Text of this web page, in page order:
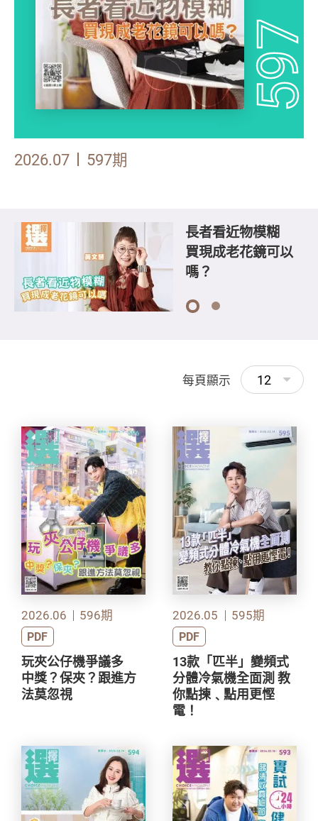
597
2026.07 597期
寵物保險非全包！
一文看清保費保額
落差 嚴防理賠盲點
長者看近物模糊
買現成老花鏡可以
嗎？
寵物保險非全包！
一文看清保費保額
落差 嚴防理賠盲點
長者看近物模糊
買現成老花鏡可以
嗎？
1 2
每頁顯示 12
2026.06 596期
PDF
玩夾公仔機爭議多
中獎？保夾？跟進方
法莫忽視
2026.05 595期
PDF
13款「匹半」變頻式
分體冷氣機全面測 教
你點揀﹑點用更慳
電！